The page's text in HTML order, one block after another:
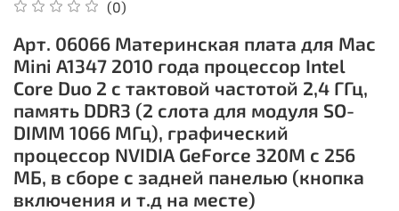
(0)
Арт. 06066 Материнская плата для Mac
Mini A1347 2010 года процессор Intel
Core Duo 2 с тактовой частотой 2,4 ГГц,
память DDR3 (2 слота для модуля SO-
DIMM 1066 МГц), графический
процессор NVIDIA GeForce 320M с 256
МБ, в сборе с задней панелью (кнопка
включения и т.д на месте)